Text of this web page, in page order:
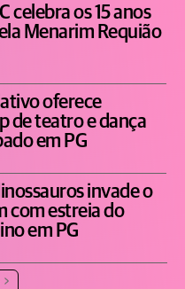
celebra os 15 anos
Menarim Requião
oferece
de teatro e dança
em PG
invade o
com estreia do
em PG